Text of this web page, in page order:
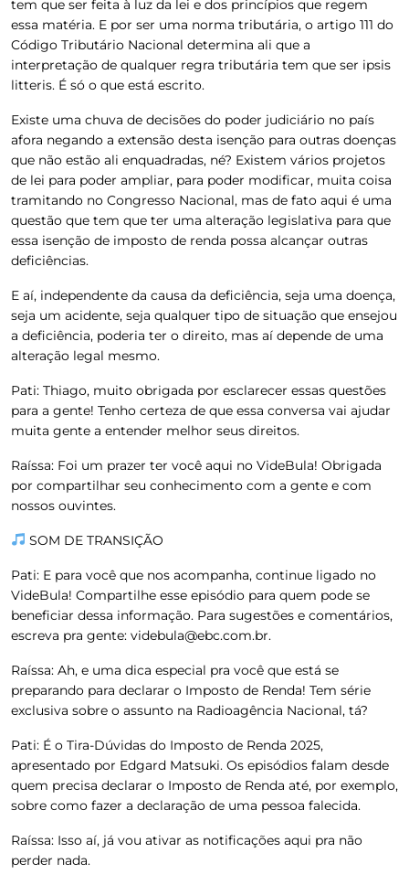
tem que ser feita à luz da lei e dos princípios que regem
essa matéria. E por ser uma norma tributária, o artigo 111 do
Código Tributário Nacional determina ali que a
interpretação de qualquer regra tributária tem que ser ipsis
litteris. É só o que está escrito.
Existe uma chuva de decisões do poder judiciário no país
afora negando a extensão desta isenção para outras doenças
que não estão ali enquadradas, né? Existem vários projetos
de lei para poder ampliar, para poder modificar, muita coisa
tramitando no Congresso Nacional, mas de fato aqui é uma
questão que tem que ter uma alteração legislativa para que
essa isenção de imposto de renda possa alcançar outras
deficiências.
E aí, independente da causa da deficiência, seja uma doença,
seja um acidente, seja qualquer tipo de situação que ensejou
a deficiência, poderia ter o direito, mas aí depende de uma
alteração legal mesmo.
Pati: Thiago, muito obrigada por esclarecer essas questões
para a gente! Tenho certeza de que essa conversa vai ajudar
muita gente a entender melhor seus direitos.
Raíssa: Foi um prazer ter você aqui no VideBula! Obrigada
por compartilhar seu conhecimento com a gente e com
nossos ouvintes.
SOM DE TRANSIÇÃO
Pati: E para você que nos acompanha, continue ligado no
VideBula! Compartilhe esse episódio para quem pode se
beneficiar dessa informação. Para sugestões e comentários,
escreva pra gente: videbula@ebc.com.br.
Raíssa: Ah, e uma dica especial pra você que está se
preparando para declarar o Imposto de Renda! Tem série
exclusiva sobre o assunto na Radioagência Nacional, tá?
Pati: É o Tira-Dúvidas do Imposto de Renda 2025,
apresentado por Edgard Matsuki. Os episódios falam desde
quem precisa declarar o Imposto de Renda até, por exemplo,
sobre como fazer a declaração de uma pessoa falecida.
Raíssa: Isso aí, já vou ativar as notificações aqui pra não
perder nada.